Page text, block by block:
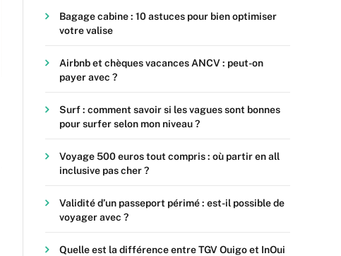
Bagage cabine : 10 astuces pour bien optimiser
votre valise
Airbnb et chèques vacances ANCV : peut-on
payer avec ?
Surf : comment savoir si les vagues sont bonnes
pour surfer selon mon niveau ?
Voyage 500 euros tout compris : où partir en all
inclusive pas cher ?
Validité d’un passeport périmé : est-il possible de
voyager avec ?
Quelle est la différence entre TGV Ouigo et InOui